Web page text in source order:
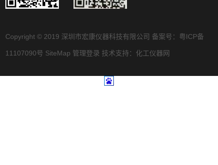
Copyright © 2019 深圳市宏康仪器科技有限公司 备案号： 粤ICP备
11107090号 SiteMap 管理登录 技术支持： 化工仪器网